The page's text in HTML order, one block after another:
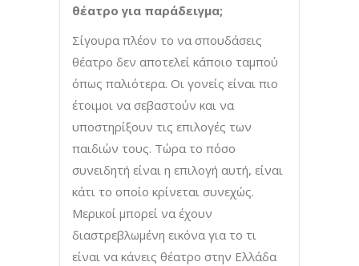
θέατρο για παράδειγμα;
Σίγουρα πλέον το να σπουδάσεις
θέατρο δεν αποτελεί κάποιο ταμπού
όπως παλιότερα. Οι γονείς είναι πιο
έτοιμοι να σεβαστούν και να
υποστηρίξουν τις επιλογές των
παιδιών τους. Τώρα το πόσο
συνειδητή είναι η επιλογή αυτή, είναι
κάτι το οποίο κρίνεται συνεχώς.
Μερικοί μπορεί να έχουν
διαστρεβλωμένη εικόνα για το τι
είναι να κάνεις θέατρο στην Ελλάδα